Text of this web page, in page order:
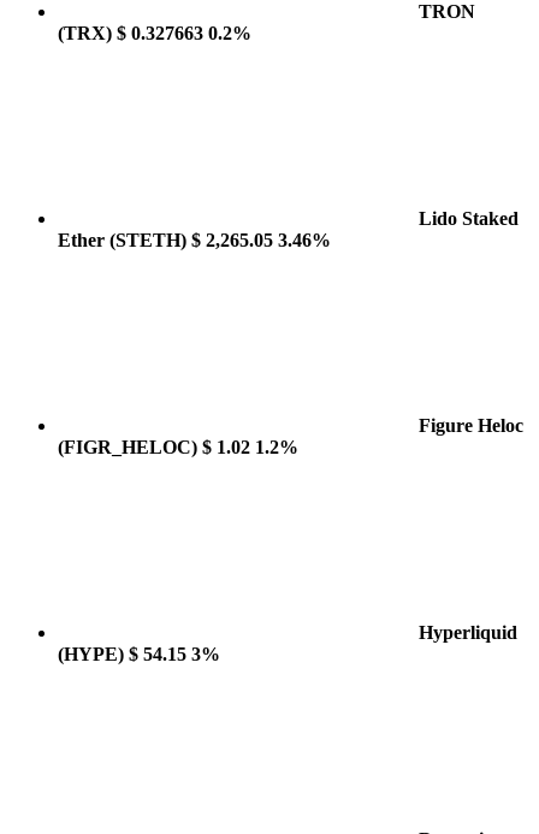
TRON
(TRX) $ 0.327663 0.2%
Lido Staked
Ether (STETH) $ 2,265.05 3.46%
Figure Heloc
(FIGR_HELOC) $ 1.02 1.2%
Hyperliquid
(HYPE) $ 54.15 3%